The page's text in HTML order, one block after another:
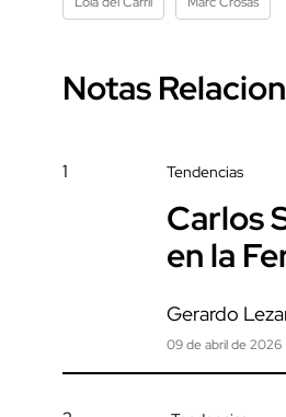
Notas
1 Tendencias
Carlos
en la
Gerardo
09 de abril de 2026